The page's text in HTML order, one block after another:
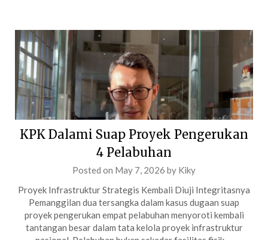
KPK Dalami Suap Proyek Pengerukan
4 Pelabuhan
Posted on May 7, 2026 by Kiky
Proyek Infrastruktur Strategis Kembali Diuji Integritasnya
Pemanggilan dua tersangka dalam kasus dugaan suap
proyek pengerukan empat pelabuhan menyoroti kembali
tantangan besar dalam tata kelola proyek infrastruktur